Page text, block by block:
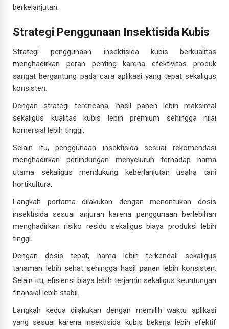
berkelanjutan.
Strategi Penggunaan Insektisida Kubis
Strategi penggunaan insektisida kubis berkualitas
menghadirkan peran penting karena efektivitas produk
sangat bergantung pada cara aplikasi yang tepat sekaligus
konsisten.
Dengan strategi terencana, hasil panen lebih maksimal
sekaligus kualitas kubis lebih premium sehingga nilai
komersial lebih tinggi.
Selain itu, penggunaan insektisida sesuai rekomendasi
menghadirkan perlindungan menyeluruh terhadap hama
utama sekaligus mendukung keberlanjutan usaha tani
hortikultura.
Langkah pertama dilakukan dengan menentukan dosis
insektisida sesuai anjuran karena penggunaan berlebihan
menghadirkan risiko residu sekaligus biaya produksi lebih
tinggi.
Dengan dosis tepat, hama lebih terkendali sekaligus
tanaman lebih sehat sehingga hasil panen lebih konsisten.
Selain itu, efisiensi biaya lebih terjamin sekaligus keuntungan
finansial lebih stabil.
Langkah kedua dilakukan dengan memilih waktu aplikasi
yang sesuai karena insektisida kubis bekerja lebih efektif